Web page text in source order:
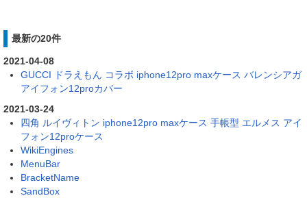
最新の20件
2021-04-08
GUCCI ドラえもん コラボ iphone12pro maxケース バレンシアガ
アイフォン12proカバー
2021-03-24
四角 ルイヴィトン iphone12pro maxケース 手帳型 エルメス アイ
フォン12proケース
WikiEngines
MenuBar
BracketName
SandBox